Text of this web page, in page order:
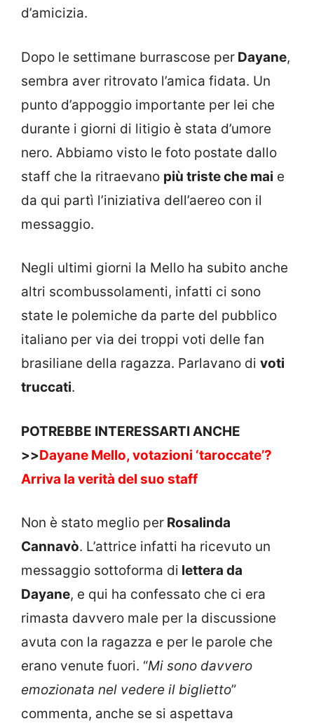
d’amicizia.
Dopo le settimane burrascose per Dayane,
sembra aver ritrovato l’amica fidata. Un
punto d’appoggio importante per lei che
durante i giorni di litigio è stata d’umore
nero. Abbiamo visto le foto postate dallo
staff che la ritraevano più triste che mai e
da qui partì l’iniziativa dell’aereo con il
messaggio.
Negli ultimi giorni la Mello ha subito anche
altri scombussolamenti, infatti ci sono
state le polemiche da parte del pubblico
italiano per via dei troppi voti delle fan
brasiliane della ragazza. Parlavano di voti
truccati.
POTREBBE INTERESSARTI ANCHE
>>Dayane Mello, votazioni ‘taroccate’?
Arriva la verità del suo staff
Non è stato meglio per Rosalinda
Cannavò. L’attrice infatti ha ricevuto un
messaggio sottoforma di lettera da
Dayane, e qui ha confessato che ci era
rimasta davvero male per la discussione
avuta con la ragazza e per le parole che
erano venute fuori. “Mi sono davvero
emozionata nel vedere il biglietto”
commenta, anche se si aspettava